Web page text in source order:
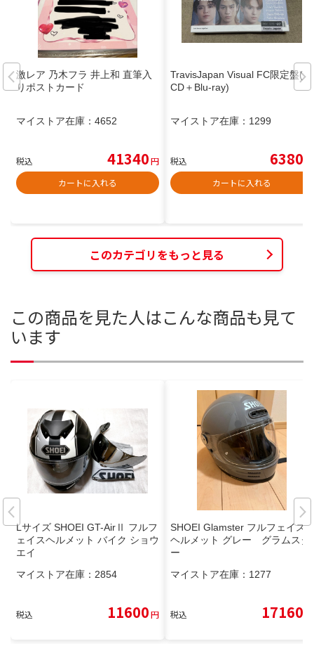
激レア 乃木フラ 井上和 直筆入
りポストカード
マイストア在庫： 4652
税込 41340円
カートに入れる
TravisJapan Visual FC限定盤(2
CD＋Blu-ray)
マイストア在庫： 1299
税込 6380
カートに入れる
このカテゴリをもっと見る
この商品を見た人はこんな商品も見て
います
Lサイズ SHOEI GT-AirⅡ フルフ
ェイスヘルメット バイク ショウ
エイ
マイストア在庫： 2854
税込 11600円
SHOEI Glamster フルフェイス
ヘルメット グレー グラムスタ
ー
マイストア在庫： 1277
税込 17160